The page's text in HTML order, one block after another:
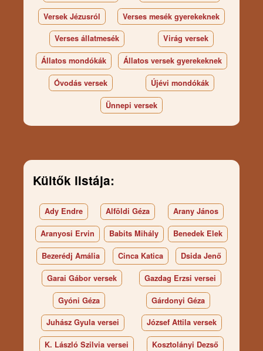
Versek Jézusról Verses mesék gyerekeknek
Verses állatmesék Virág versek
Állatos mondókák Állatos versek gyerekeknek
Óvodás versek Újévi mondókák
Ünnepi versek
Kültők listája:
Ady Endre Alföldi Géza Arany János
Aranyosi Ervin Babits Mihály Benedek Elek
Bezerédj Amália Cinca Katica Dsida Jenő
Garai Gábor versek Gazdag Erzsi versei
Gyóni Géza Gárdonyi Géza
Juhász Gyula versei József Attila versek
K. László Szilvia versei Kosztolányi Dezső